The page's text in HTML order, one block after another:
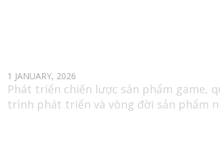
1 JANUARY, 2026
Phát triển chiến lược sản phẩm game,
trình phát triển và vòng đời sản phẩm